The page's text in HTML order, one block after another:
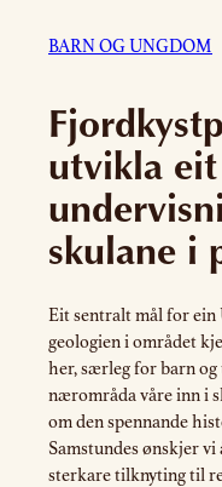
BARN OG UNGDOM
utvikla eit
skulane i
Eit sentralt mål for ein
geologien i området
her, særleg for barn og
nærområda våre inn i
om den spennande
Samstundes ønskjer
sterkare tilknyting til